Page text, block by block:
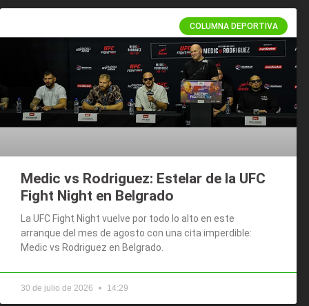
COLUMNA DEPORTIVA
Medic vs Rodriguez: Estelar de la UFC
Fight Night en Belgrado
La UFC Fight Night vuelve por todo lo alto en este
arranque del mes de agosto con una cita imperdible:
Medic vs Rodriguez en Belgrado.
30 de julio de 2026 14:29